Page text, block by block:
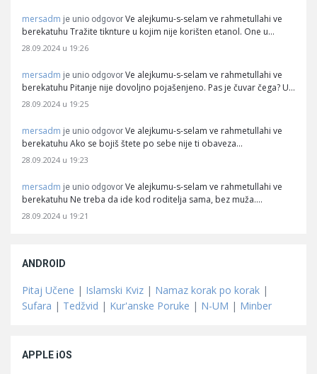
mersadm je unio odgovor Ve alejkumu-s-selam ve rahmetullahi ve
berekatuhu Tražite tiknture u kojim nije korišten etanol. One u…
28.09.2024 u 19:26
mersadm je unio odgovor Ve alejkumu-s-selam ve rahmetullahi ve
berekatuhu Pitanje nije dovoljno pojašenjeno. Pas je čuvar čega? U…
28.09.2024 u 19:25
mersadm je unio odgovor Ve alejkumu-s-selam ve rahmetullahi ve
berekatuhu Ako se bojiš štete po sebe nije ti obaveza…
28.09.2024 u 19:23
mersadm je unio odgovor Ve alejkumu-s-selam ve rahmetullahi ve
berekatuhu Ne treba da ide kod roditelja sama, bez muža.…
28.09.2024 u 19:21
ANDROID
Pitaj Učene | Islamski Kviz | Namaz korak po korak |
Sufara | Tedžvid | Kur'anske Poruke | N-UM | Minber
APPLE iOS